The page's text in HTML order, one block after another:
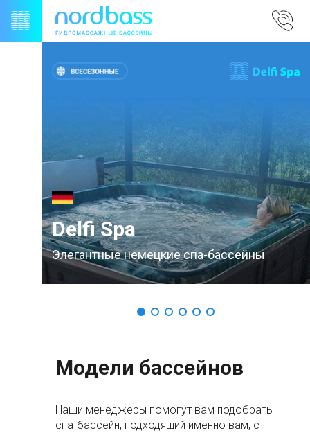
Delfi Spa
Элегантные немецкие спа-бассейны
Модели бассейнов
Наши менеджеры помогут вам подобрать
спа-бассейн, подходящий именно вам, с